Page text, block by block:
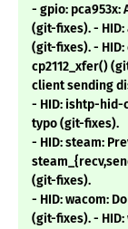
- gpio: pca953x:
(git-fixes). - HID:
(git-fixes). -
cp2112_xfer()
client sending
- HID: ishtp-
typo (git-fixes).
- HID: steam:
(git-fixes).
- HID: wacom:
(git-fixes). -